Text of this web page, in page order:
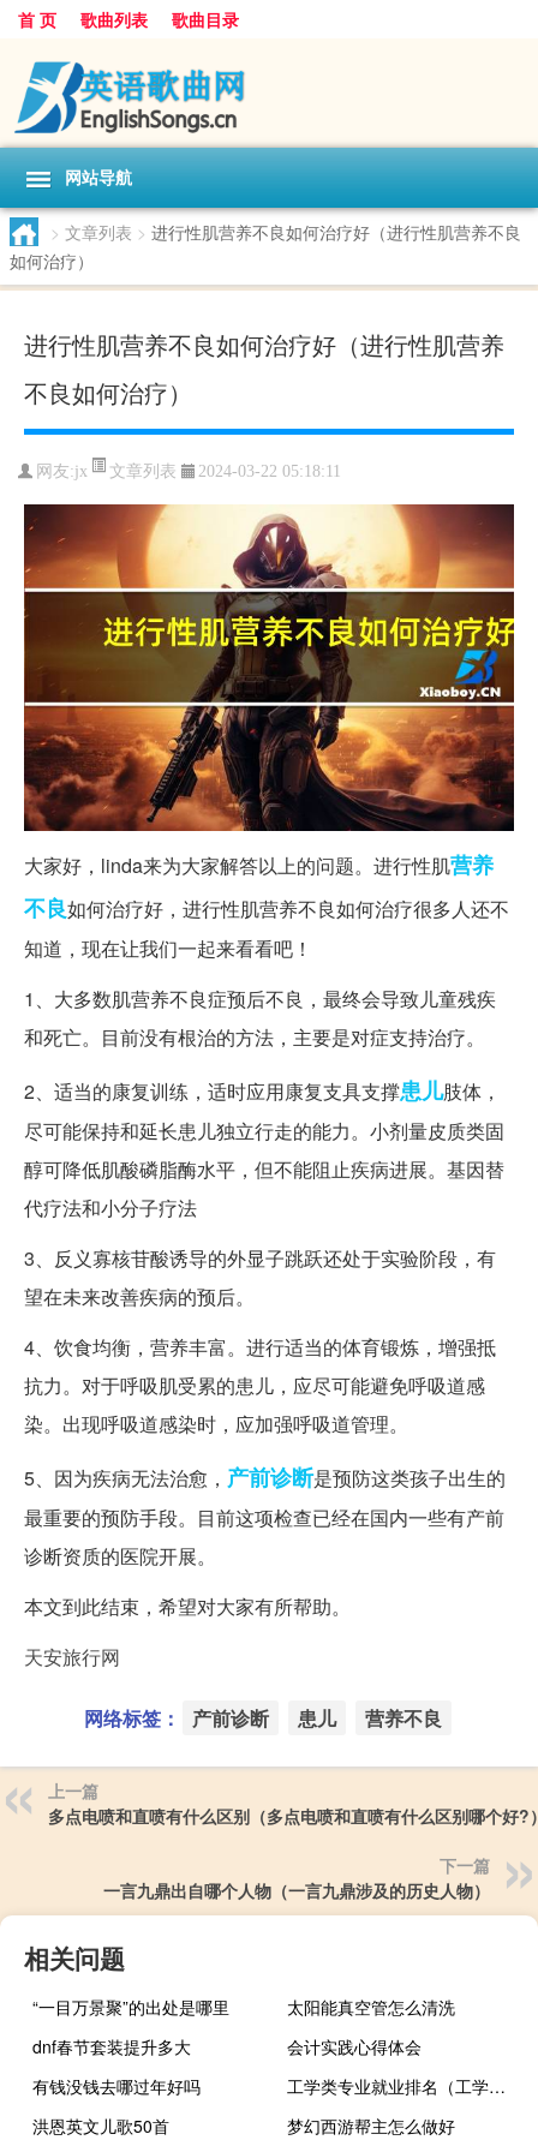
首 页 歌曲列表 歌曲目录
网站导航
> 文章列表 > 进行性肌营养不良如何治疗好（进行性肌营养不良
如何治疗）
进行性肌营养不良如何治疗好（进行性肌营养
不良如何治疗）
网友:jx 文章列表 2024-03-22 05:18:11
大家好，linda来为大家解答以上的问题。进行性肌营养
不良如何治疗好，进行性肌营养不良如何治疗很多人还不
知道，现在让我们一起来看看吧！
1、大多数肌营养不良症预后不良，最终会导致儿童残疾
和死亡。目前没有根治的方法，主要是对症支持治疗。
2、适当的康复训练，适时应用康复支具支撑患儿肢体，
尽可能保持和延长患儿独立行走的能力。小剂量皮质类固
醇可降低肌酸磷脂酶水平，但不能阻止疾病进展。基因替
代疗法和小分子疗法
3、反义寡核苷酸诱导的外显子跳跃还处于实验阶段，有
望在未来改善疾病的预后。
4、饮食均衡，营养丰富。进行适当的体育锻炼，增强抵
抗力。对于呼吸肌受累的患儿，应尽可能避免呼吸道感
染。出现呼吸道感染时，应加强呼吸道管理。
5、因为疾病无法治愈， 产前诊断是预防这类孩子出生的
最重要的预防手段。目前这项检查已经在国内一些有产前
诊断资质的医院开展。
本文到此结束，希望对大家有所帮助。
天安旅行网
网络标签： 产前诊断 患儿 营养不良
上一篇
多点电喷和直喷有什么区别（多点电喷和直喷有什么区别哪个好?
下一篇
一言九鼎出自哪个人物（一言九鼎涉及的历史人物）
相关问题
“一目万景聚”的出处是哪里
太阳能真空管怎么清洗
dnf春节套装提升多大
会计实践心得体会
有钱没钱去哪过年好吗
工学类专业就业排名（工学类）
洪恩英文儿歌50首
梦幻西游帮主怎么做好